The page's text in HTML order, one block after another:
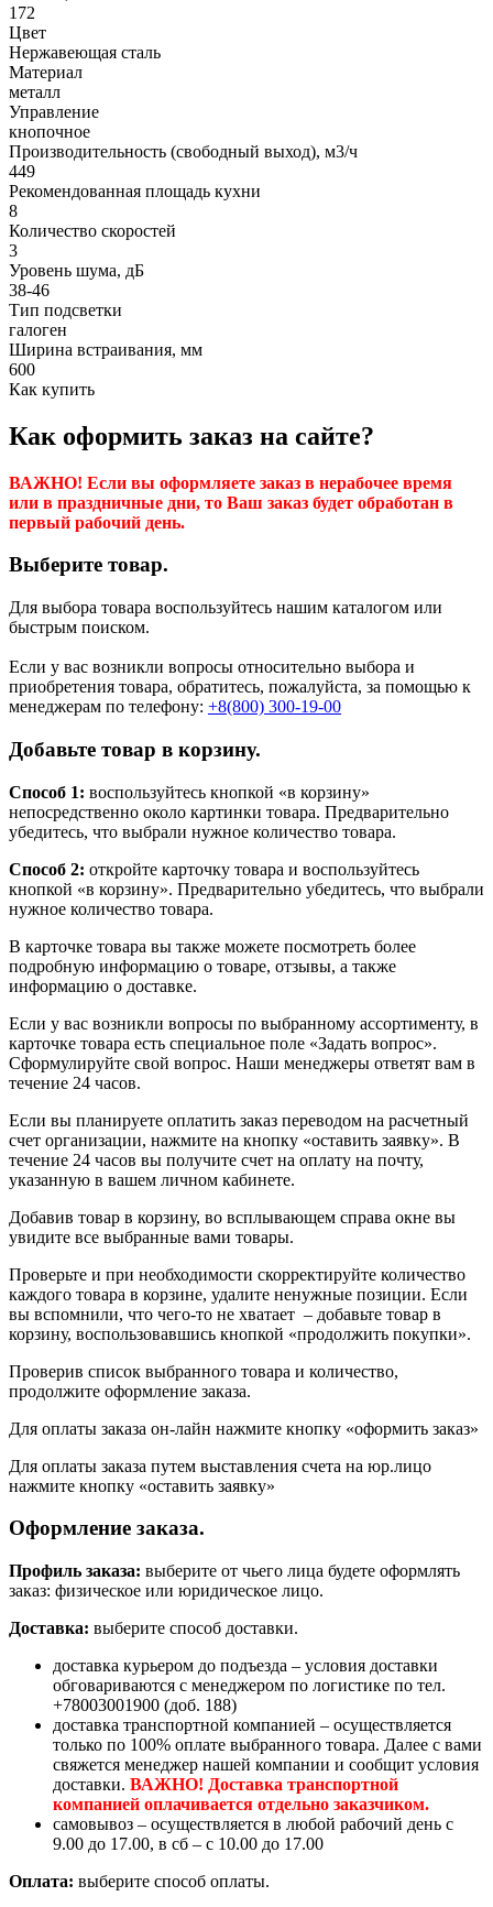
172
Цвет
Нержавеющая сталь
Материал
металл
Управление
кнопочное
Производительность (свободный выход), м3/ч
449
Рекомендованная площадь кухни
8
Количество скоростей
3
Уровень шума, дБ
38-46
Тип подсветки
галоген
Ширина встраивания, мм
600
Как купить
Как оформить заказ на сайте?
ВАЖНО! Если вы оформляете заказ в нерабочее время
или в праздничные дни, то Ваш заказ будет обработан в
первый рабочий день.
Выберите товар.
Для выбора товара воспользуйтесь нашим каталогом или
быстрым поиском.
Если у вас возникли вопросы относительно выбора и
приобретения товара, обратитесь, пожалуйста, за помощью к
менеджерам по телефону: +8(800) 300-19-00
Добавьте товар в корзину.
Способ 1: воспользуйтесь кнопкой «в корзину»
непосредственно около картинки товара. Предварительно
убедитесь, что выбрали нужное количество товара.
Способ 2: откройте карточку товара и воспользуйтесь
кнопкой «в корзину». Предварительно убедитесь, что выбрали
нужное количество товара.
В карточке товара вы также можете посмотреть более
подробную информацию о товаре, отзывы, а также
информацию о доставке.
Если у вас возникли вопросы по выбранному ассортименту, в
карточке товара есть специальное поле «Задать вопрос».
Сформулируйте свой вопрос. Наши менеджеры ответят вам в
течение 24 часов.
Если вы планируете оплатить заказ переводом на расчетный
счет организации, нажмите на кнопку «оставить заявку». В
течение 24 часов вы получите счет на оплату на почту,
указанную в вашем личном кабинете.
Добавив товар в корзину, во всплывающем справа окне вы
увидите все выбранные вами товары.
Проверьте и при необходимости скорректируйте количество
каждого товара в корзине, удалите ненужные позиции. Если
вы вспомнили, что чего-то не хватает – добавьте товар в
корзину, воспользовавшись кнопкой «продолжить покупки».
Проверив список выбранного товара и количество,
продолжите оформление заказа.
Для оплаты заказа он-лайн нажмите кнопку «оформить заказ»
Для оплаты заказа путем выставления счета на юр.лицо
нажмите кнопку «оставить заявку»
Оформление заказа.
Профиль заказа: выберите от чьего лица будете оформлять
заказ: физическое или юридическое лицо.
Доставка: выберите способ доставки.
доставка курьером до подъезда – условия доставки
обговариваются с менеджером по логистике по тел.
+78003001900 (доб. 188)
доставка транспортной компанией – осуществляется
только по 100% оплате выбранного товара. Далее с вами
свяжется менеджер нашей компании и сообщит условия
доставки. ВАЖНО! Доставка транспортной
компанией оплачивается отдельно заказчиком.
самовывоз – осуществляется в любой рабочий день с
9.00 до 17.00, в сб – с 10.00 до 17.00
Оплата: выберите способ оплаты.